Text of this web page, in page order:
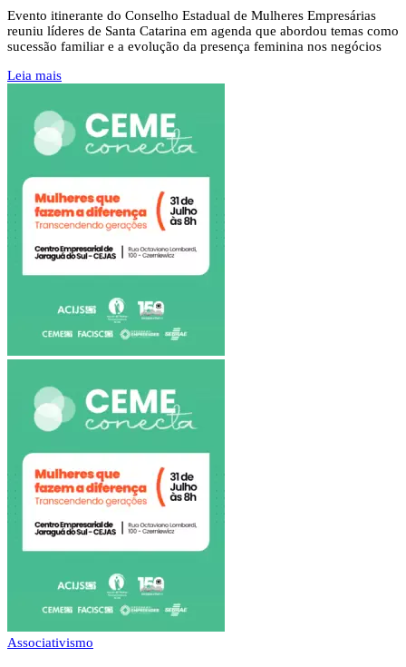
Evento itinerante do Conselho Estadual de Mulheres Empresárias
reuniu líderes de Santa Catarina em agenda que abordou temas como
sucessão familiar e a evolução da presença feminina nos negócios
Leia mais
Associativismo